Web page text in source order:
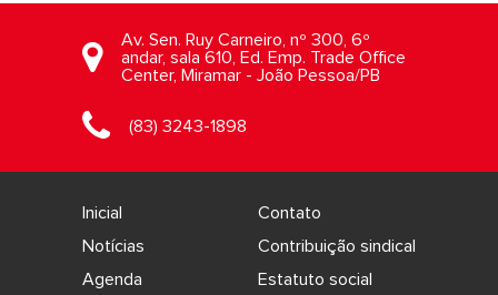
Av. Sen. Ruy Carneiro, nº 300, 6º
andar, sala 610, Ed. Emp. Trade Office
Center, Miramar - João Pessoa/PB
(83) 3243-1898
Inicial
Notícias
Agenda
Contato
Contribuição sindical
Estatuto social